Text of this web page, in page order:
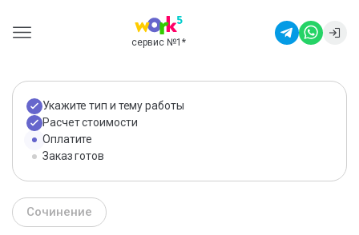
сервис №1 *
Укажите тип и тему работы
Расчет стоимости
Оплатите
Заказ готов
Сочинение